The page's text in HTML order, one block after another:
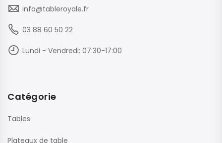
info@tableroyale.fr
03 88 60 50 22
Lundi - Vendredi: 07:30-17:00
Catégorie
Tables
Plateaux de table